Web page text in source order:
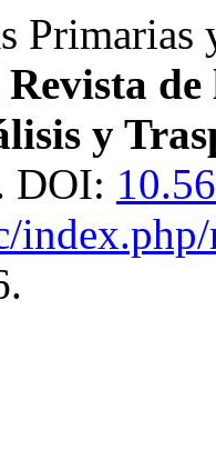
Primarias
Revista
y
DOI: